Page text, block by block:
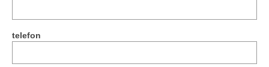
telefon